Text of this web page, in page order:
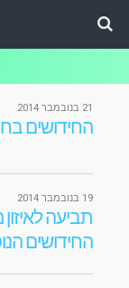
21 בנובמבר 2014
החידושים
19 בנובמבר 2014
תביעה
החידושים